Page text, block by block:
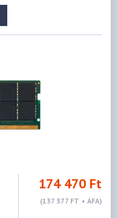
174 470 Ft
(137 377 FT + ÁFA)